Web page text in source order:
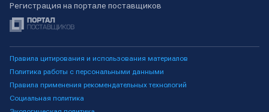
Регистрация на портале поставщиков
Правила цитирования и использования материалов
Политика работы с персональными данными
Правила применения рекомендательных технологий
Социальная политика